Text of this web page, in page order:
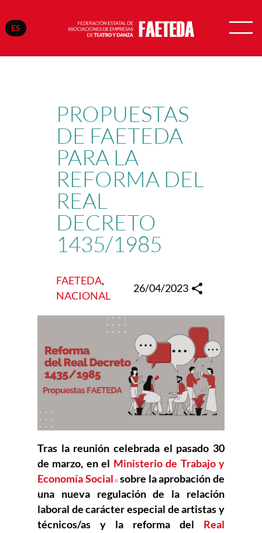
ES
Saltar
PROPUESTAS
DE FAETEDA
PARA LA
REFORMA DEL
REAL
DECRETO
1435/1985
FAETEDA
NACIONAL
26/04/2023
Tras la reunión celebrada el pasado 30
de marzo, en el Ministerio de Trabajo y
Economía Social Abre en nueva ventana
sobre la aprobación de
una nueva regulación de la relación
laboral de carácter especial de artistas y
técnicos/as y la reforma del Real